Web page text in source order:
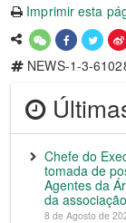
Imprimir esta
NEWS-1-3-
Chefe do
tomada de
Agentes da
da
8 de Agosto de